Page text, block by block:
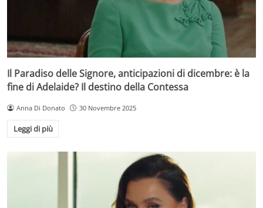
Il Paradiso delle Signore, anticipazioni di dicembre: è la
fine di Adelaide? Il destino della Contessa
Anna Di Donato 30 Novembre 2025
Leggi di più